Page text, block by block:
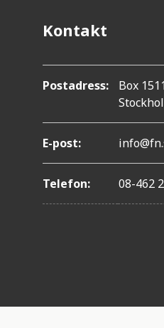
Kontakt
Postadress:
Box
E-post:
Telefon: 08-462